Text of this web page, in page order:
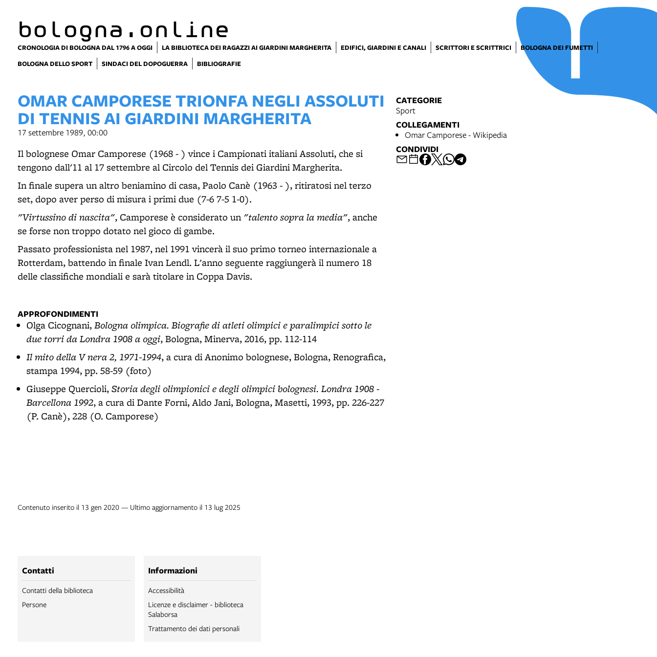
bologna.online
CRONOLOGIA DI BOLOGNA DAL 1796 A OGGI LA BIBLIOTECA DEI RAGAZZI AI GIARDINI MARGHERITA EDIFICI, GIARDINI E CANALI SCRITTORI E SCRITTRICI
BOLOGNA DEI FUMETTI
BOLOGNA DELLO SPORT
SINDACI DEL DOPOGUERRA BIBLIOGRAFIE
OMAR CAMPORESE TRIONFA NEGLI ASSOLUTI
DI TENNIS AI GIARDINI MARGHERITA
17 settembre 1989, 00:00
Il bolognese Omar Camporese (1968 - ) vince i Campionati italiani Assoluti, che si
tengono dall'11 al 17 settembre al Circolo del Tennis dei Giardini Margherita.
In finale supera un altro beniamino di casa, Paolo Canè (1963 - ), ritiratosi nel terzo
set, dopo aver perso di misura i primi due (7-6 7-5 1-0).
"Virtussino di nascita", Camporese è considerato un"talento sopra la media", anche
se forse non troppo dotato nel gioco di gambe.
Passato professionista nel 1987, nel 1991 vincerà il suo primo torneo internazionale a
Rotterdam, battendo in finale Ivan Lendl. L'anno seguente raggiungerà il numero 18
delle classifiche mondiali e sarà titolare in Coppa Davis.
APPROFONDIMENTI
Olga Cicognani,Bologna olimpica. Biografie di atleti olimpici e paralimpici sotto le
due torri da Londra 1908 a oggi, Bologna, Minerva, 2016, pp. 112-114
Il mito della V nera 2, 1971-1994, a cura di Anonimo bolognese, Bologna, Renografica,
stampa 1994, pp. 58-59 (foto)
Giuseppe Quercioli,Storia degli olimpionici e degli olimpici bolognesi. Londra 1908 -
Barcellona 1992, a cura di Dante Forni, Aldo Jani, Bologna, Masetti, 1993, pp. 226-227
(P. Canè), 228 (O. Camporese)
CATEGORIE
Sport
COLLEGAMENTI
Omar Camporese - Wikipedia
CONDIVIDI
Contenuto inserito il 13 gen 2020 — Ultimo aggiornamento il 13 lug 2025
Contatti
Contatti della biblioteca
Persone
Informazioni
Accessibilità
Licenze e disclaimer - biblioteca
Salaborsa
Trattamento dei dati personali